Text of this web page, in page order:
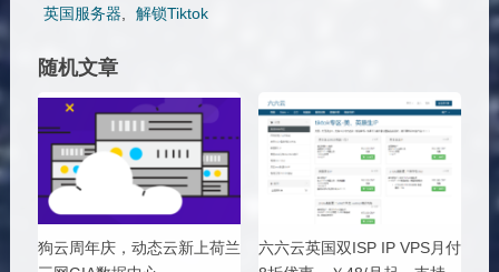
英国服务器, 解锁Tiktok
随机文章
狗云周年庆，动态云新上荷兰
六六云英国双ISP IP VPS月付